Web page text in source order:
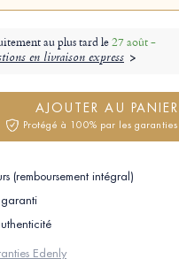
au plus tard le27 août -
en livraison express
AJOUTER AU PANIER
Protégé à 100% par les
(remboursement intégral)
Edenly